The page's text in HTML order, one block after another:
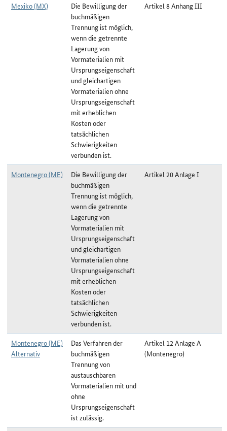
Mexiko (MX)
Die Bewilligung der
buchmäßigen
Trennung ist möglich,
wenn die getrennte
Lagerung von
Vormaterialien mit
Ursprungseigenschaft
und gleichartigen
Vormaterialien ohne
Ursprungseigenschaft
mit erheblichen
Kosten oder
tatsächlichen
Schwierigkeiten
verbunden ist.
Artikel 8 Anhang III
Montenegro (ME)
Die Bewilligung der
buchmäßigen
Trennung ist möglich,
wenn die getrennte
Lagerung von
Vormaterialien mit
Ursprungseigenschaft
und gleichartigen
Vormaterialien ohne
Ursprungseigenschaft
mit erheblichen
Kosten oder
tatsächlichen
Schwierigkeiten
verbunden ist.
Artikel 20 Anlage I
Montenegro (ME)
Alternativ
Das Verfahren der
buchmäßigen
Trennung von
austauschbaren
Vormaterialien mit und
ohne
Ursprungseigenschaft
ist zulässig.
Artikel 12 Anlage A
(Montenegro)